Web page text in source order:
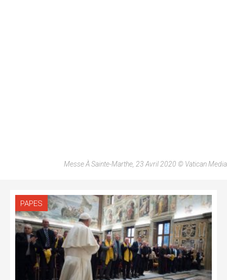
Messe À Sainte-Marthe, 23 Avril 2020 © Vatican Media
PAPES